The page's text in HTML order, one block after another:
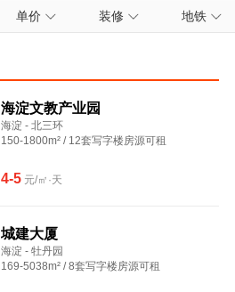
单价 装修 地铁
海淀文教产业园
海淀 - 北三环
150-1800m² / 12套写字楼房源可租
4-5元/㎡·天
城建大厦
海淀 - 牡丹园
169-5038m² / 8套写字楼房源可租